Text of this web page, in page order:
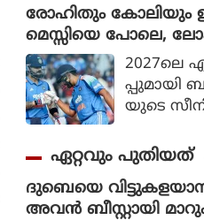
യുടെ
രോഹിതും കോലിയും
മെസ്സിയെ പോലെ,
പേരും
കൈഫ്
2027ലെ
പ്പുമായി
യുടെ
യുടെയും
ഏറ്റവും പുതിയത്
ദുബെയെ
അവൻ ബീസ്റ്റായി